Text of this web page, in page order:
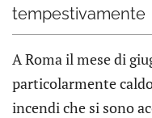
tempestivamente
A Roma il mese di
particolarmente
incendi che si sono